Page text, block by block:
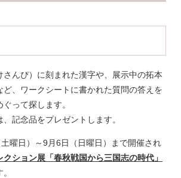
さんぴ）に刻まれた漢字や、展示中の拓本
ど、ワークシートに書かれた質問の答えを
って探します。
記念品をプレゼントします。
曜日）～9月6日（日曜日）まで開催され
クション展「春秋戦国から三国志の時代」